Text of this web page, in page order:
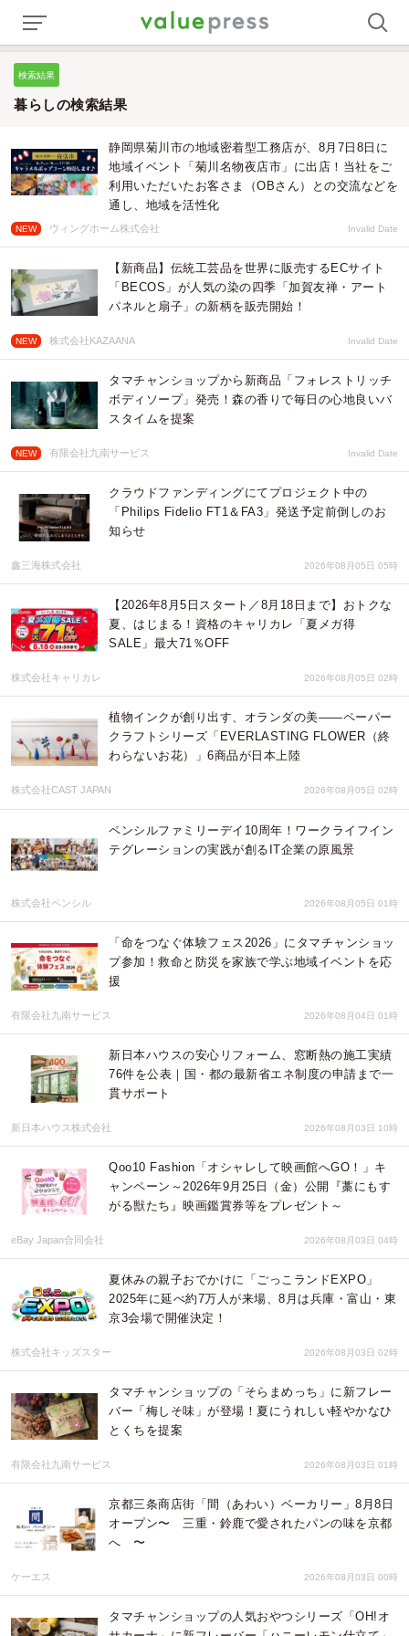
検索結果
暮らしの検索結果
静岡県菊川市の地域密着型工務店が、8月7日8日に
地域イベント「菊川名物夜店市」に出店！当社をご
利用いただいたお客さま（OBさん）との交流などを
通し、地域を活性化
NEW ウィングホーム株式会社 Invalid Date
【新商品】伝統工芸品を世界に販売するECサイト
「BECOS」が人気の染の四季「加賀友禅・アート
パネルと扇子」の新柄を販売開始！
NEW 株式会社KAZAANA Invalid Date
タマチャンショップから新商品「フォレストリッチ
ボディソープ」発売！森の香りで毎日の心地良いバ
スタイムを提案
NEW 有限会社九南サービス Invalid Date
クラウドファンディングにてプロジェクト中の
「Philips Fidelio FT1＆FA3」発送予定前倒しのお
知らせ
鑫三海株式会社 2026年08月05日 05時
【2026年8月5日スタート／8月18日まで】おトクな
夏、はじまる！資格のキャリカレ「夏メガ得
SALE」最大71％OFF
株式会社キャリカレ 2026年08月05日 02時
植物インクが創り出す、オランダの美――ペーパー
クラフトシリーズ「EVERLASTING FLOWER（終
わらないお花）」6商品が日本上陸
株式会社CAST JAPAN 2026年08月05日 02時
ペンシルファミリーデイ10周年！ワークライフイン
テグレーションの実践が創るIT企業の原風景
株式会社ペンシル 2026年08月05日 01時
「命をつなぐ体験フェス2026」にタマチャンショッ
プ参加！救命と防災を家族で学ぶ地域イベントを応
援
有限会社九南サービス 2026年08月04日 01時
新日本ハウスの安心リフォーム、窓断熱の施工実績
76件を公表｜国・都の最新省エネ制度の申請まで一
貫サポート
新日本ハウス株式会社 2026年08月03日 10時
Qoo10 Fashion「オシャレして映画館へGO！」キ
ャンペーン～2026年9月25日（金）公開『藁にもす
がる獣たち』映画鑑賞券等をプレゼント～
eBay Japan合同会社 2026年08月03日 04時
夏休みの親子おでかけに「ごっこランドEXPO」
2025年に延べ約7万人が来場、8月は兵庫・富山・東
京3会場で開催決定！
株式会社キッズスター 2026年08月03日 02時
タマチャンショップの「そらまめっち」に新フレー
バー「梅しそ味」が登場！夏にうれしい軽やかなひ
とくちを提案
有限会社九南サービス 2026年08月03日 01時
京都三条商店街「間（あわい）ベーカリー」8月8日
オープン〜 三重・鈴鹿で愛されたパンの味を京都
へ 〜
ケーエス 2026年08月03日 00時
タマチャンショップの人気おやつシリーズ「OH!オ